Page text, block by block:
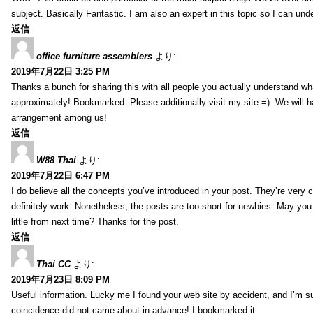
subject. Basically Fantastic. I am also an expert in this topic so I can
返信
office furniture assemblers より:
2019年7月22日 3:25 PM
Thanks a bunch for sharing this with all people you actually understand
approximately! Bookmarked. Please additionally visit my site =). We will
arrangement among us!
返信
W88 Thai より:
2019年7月22日 6:47 PM
I do believe all the concepts you’ve introduced in your post. They’re very
definitely work. Nonetheless, the posts are too short for newbies. May
little from next time? Thanks for the post.
返信
Thai CC より:
2019年7月23日 8:09 PM
Useful information. Lucky me I found your web site by accident, and I’m
coincidence did not came about in advance! I bookmarked it.